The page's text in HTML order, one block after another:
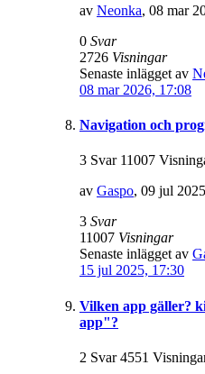
av Neonka, 08 mar
0 Svar
2726 Visningar
Senaste inlägget av
08 mar 2026, 17:08
Navigation och
3 Svar 11007
av Gaspo, 09 jul
3 Svar
11007 Visningar
Senaste inlägget av
15 jul 2025, 17:30
Vilken app gäller?
app"?
2 Svar 4551